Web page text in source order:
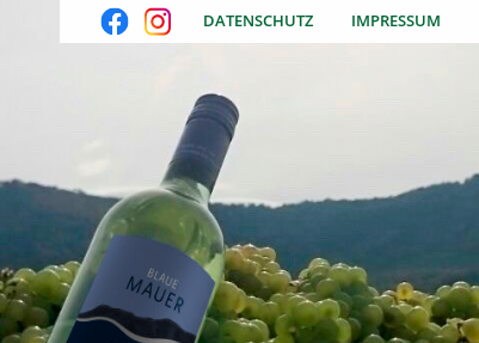
DATENSCHUTZ IMPRESSUM